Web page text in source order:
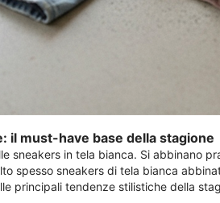
il must-have base della stagione
sneakers in tela bianca. Si abbinano
spesso sneakers di tela bianca
principali tendenze stilistiche della